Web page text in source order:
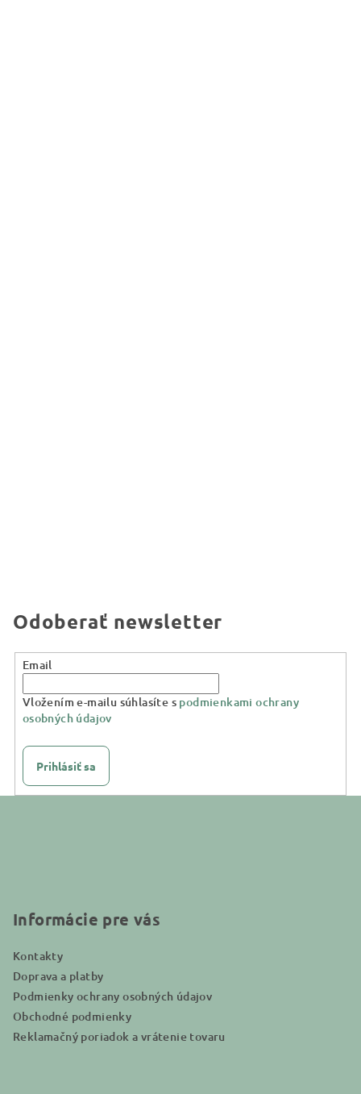
Odoberať newsletter
Email
Vložením e-mailu súhlasíte s podmienkami ochrany
osobných údajov
Prihlásiť sa
Informácie pre vás
Kontakty
Doprava a platby
Podmienky ochrany osobných údajov
Obchodné podmienky
Reklamačný poriadok a vrátenie tovaru